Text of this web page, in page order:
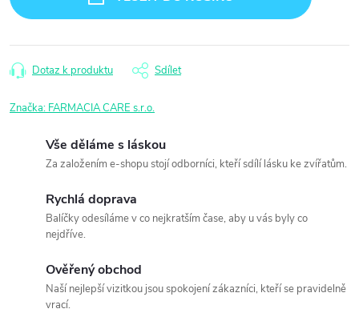
Dotaz k produktu Sdílet
Značka: FARMACIA CARE s.r.o.
Vše děláme s láskou
Za založením e-shopu stojí odborníci, kteří sdílí lásku ke zvířatům.
Rychlá doprava
Balíčky odesíláme v co nejkratším čase, aby u vás byly co
nejdříve.
Ověřený obchod
Naší nejlepší vizitkou jsou spokojení zákazníci, kteří se pravidelně
vrací.